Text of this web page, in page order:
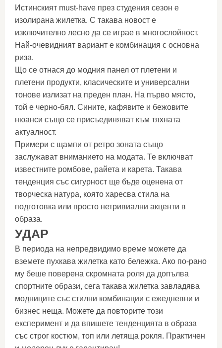
Истинският must-have през студения сезон е
изолирана жилетка. С такава новост е
изключително лесно да се играе в многослойност.
Най-очевидният вариант е комбинация с основна
риза.
Що се отнася до модния панел от плетени и
плетени продукти, класическите и универсални
тонове излизат на преден план. На първо място,
той е черно-бял. Сините, кафявите и бежовите
нюанси също се присъединяват към тяхната
актуалност.
Примери с щампи от ретро зоната също
заслужават вниманието на модата. Те включват
известните ромбове, райета и карета. Такава
тенденция със сигурност ще бъде оценена от
творческа натура, която харесва стила на
подготовка или просто нетривиални акценти в
образа.
УДАР
В периода на непредвидимо време можете да
вземете пухкава жилетка като бележка. Ако по-рано
му беше поверена скромната роля да допълва
спортните образи, сега такава жилетка завладява
модниците със стилни комбинации с ежедневни и
бизнес неща. Можете да повторите този
експеримент и да впишете тенденцията в образа
със строг костюм, топ или летяща рокля. Практичен